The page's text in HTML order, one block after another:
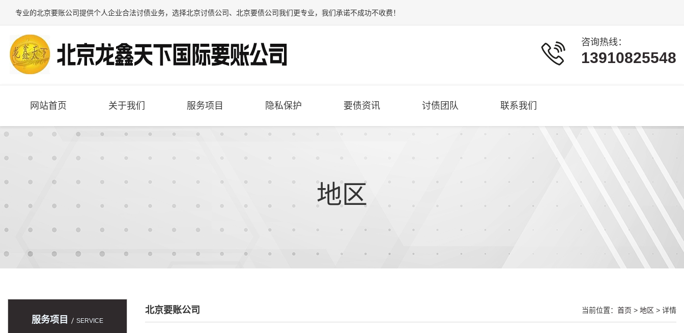
专业的北京要账公司提供个人企业合法讨债业务，选择北京讨债公司、 北京要债公司我们更专业，我们承诺不成功不收费！
咨询热线：
13910825548
网站首页 关于我们 服务项目 隐私保护 要债资讯 讨债团队 联系我们
地区
服务项目 SERVICE
北京要账公司 当前位置： 首页 > 地区 > 详情